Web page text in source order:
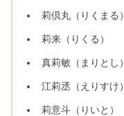
莉倶丸（りくまる）
莉来（りくる）
真莉敏（まりとし）
江莉丞（えりすけ）
莉意斗（りいと）